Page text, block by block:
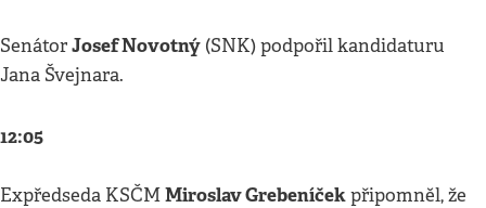
SenátorJosef Novotný (SNK) podpořil kandidaturu
Jana Švejnara.
12:05
Expředseda KSČMMiroslav Grebeníčekpřipomněl, že